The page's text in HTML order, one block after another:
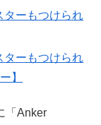
ターもつけられ
ターもつけられ
】
「Anker